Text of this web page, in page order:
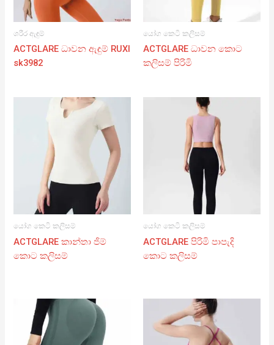
ශරීර ඇඳුම්
ACTGLARE ධාවන ඇඳුම් RUXI
sk3982
යෝග කෙටි කලිසම්
ACTGLARE ධාවන කොට
කලිසම් පිරිමි
යෝග කෙටි කලිසම්
ACTGLARE කාන්තා ජිම්
කොට කලිසම්
යෝග කෙටි කලිසම්
ACTGLARE පිරිමි පාපැදි
කොට කලිසම්